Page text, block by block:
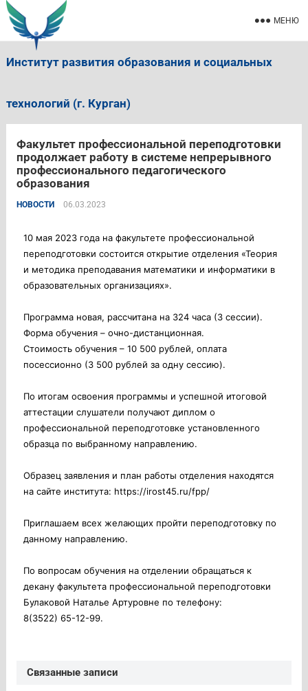
Институт развития образования и социальных
технологий (г. Курган)
МЕНЮ
Факультет профессиональной переподготовки
продолжает работу в системе непрерывного
профессионального педагогического
образования
НОВОСТИ 06.03.2023
10 мая 2023 года на факультете профессиональной
переподготовки состоится открытие отделения «Теория
и методика преподавания математики и информатики в
образовательных организациях».
Программа новая, рассчитана на 324 часа (3 сессии).
Форма обучения – очно-дистанционная.
Стоимость обучения – 10 500 рублей, оплата
посессионно (3 500 рублей за одну сессию).
По итогам освоения программы и успешной итоговой
аттестации слушатели получают диплом о
профессиональной переподготовке установленного
образца по выбранному направлению.
Образец заявления и план работы отделения находятся
на сайте института: https://irost45.ru/fpp/
Приглашаем всех желающих пройти переподготовку по
данному направлению.
По вопросам обучения на отделении обращаться к
декану факультета профессиональной переподготовки
Булаковой Наталье Артуровне по телефону:
8(3522) 65-12-99.
Связанные записи